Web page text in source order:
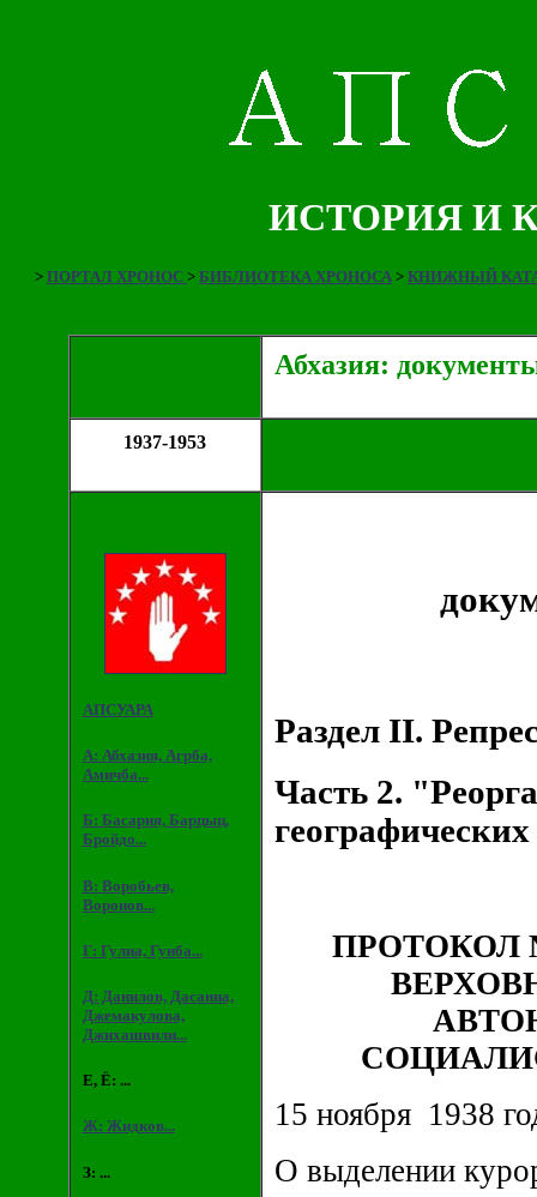
ИСТОРИЯ И
> ПОРТАЛ ХРОНОС > БИБЛИОТЕКА ХРОНОСА > КНИЖНЫЙ
Абхазия:
1937-1953
АПСУАРА
А: Абхазия, Агрба,
Амичба...
Б: Басария, Барцыц,
Бройдо...
В: Воробьев,
Воронов...
Г: Гулиа, Гунба...
Д: Данилов, Дасаниа,
Джемакулова,
Джихашвили...
Е, Ё: ...
Ж: Жидков...
З: ...
Раздел II.
Часть 2.
ПРОТОКОЛ
15 ноября 1938
О выделении